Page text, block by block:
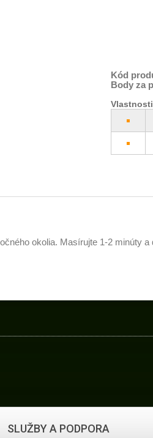
Kód
Body za
Vlastnosti
okolia. Masírujte 1-2 minúty
SLUŽBY A PODPORA